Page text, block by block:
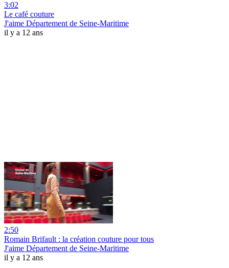
3:02
Le café couture
J'aime Département de Seine-Maritime
il y a 12 ans
2:50
Romain Brifault : la création couture pour tous
J'aime Département de Seine-Maritime
il y a 12 ans